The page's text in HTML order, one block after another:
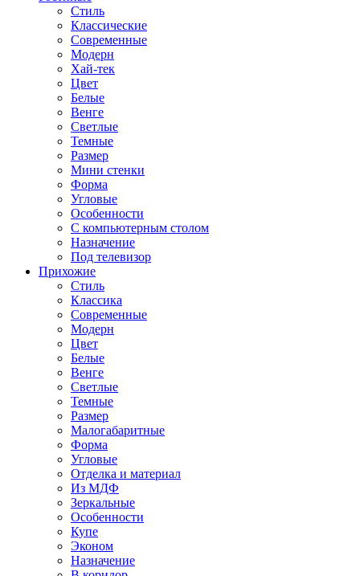
Стиль
Классические
Современные
Модерн
Хай-тек
Цвет
Белые
Венге
Светлые
Темные
Размер
Мини стенки
Форма
Угловые
Особенности
С компьютерным столом
Назначение
Под телевизор
Прихожие
Стиль
Классика
Современные
Модерн
Цвет
Белые
Венге
Светлые
Темные
Размер
Малогабаритные
Форма
Угловые
Отделка и материал
Из МДФ
Зеркальные
Особенности
Купе
Эконом
Назначение